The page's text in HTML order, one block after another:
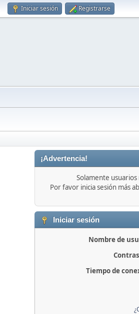
Iniciar sesión Registrarse
¡Advertencia!
Solamente
Por favor inicia sesión más
Iniciar sesión
Nombre de
Tiempo de